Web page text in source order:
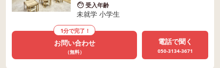
受入年齢
未就学 小学生
1分で完了！
お問い合わせ
（無料）
電話で聞く
050-3134-3671